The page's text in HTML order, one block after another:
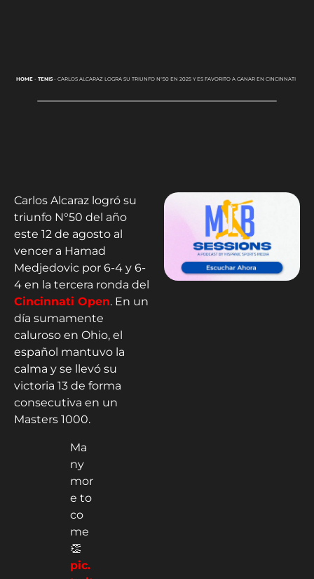
HOME- TENIS- CARLOS ALCARAZ LOGRA SU TRIUNFO N°50 EN 2025 Y ES FAVORITO A GANAR EN CINCINNATI
Carlos Alcaraz logró su
triunfo N°50 del año
este 12 de agosto al
vencer a Hamad
Medjedovic por 6-4 y 6-
4 en la tercera ronda del
Cincinnati Open. En un
día sumamente
caluroso en Ohio, el
español mantuvo la
calma y se llevó su
victoria 13 de forma
consecutiva en un
Masters 1000.
Ma
ny
mor
e to
co
me
👏
pic.